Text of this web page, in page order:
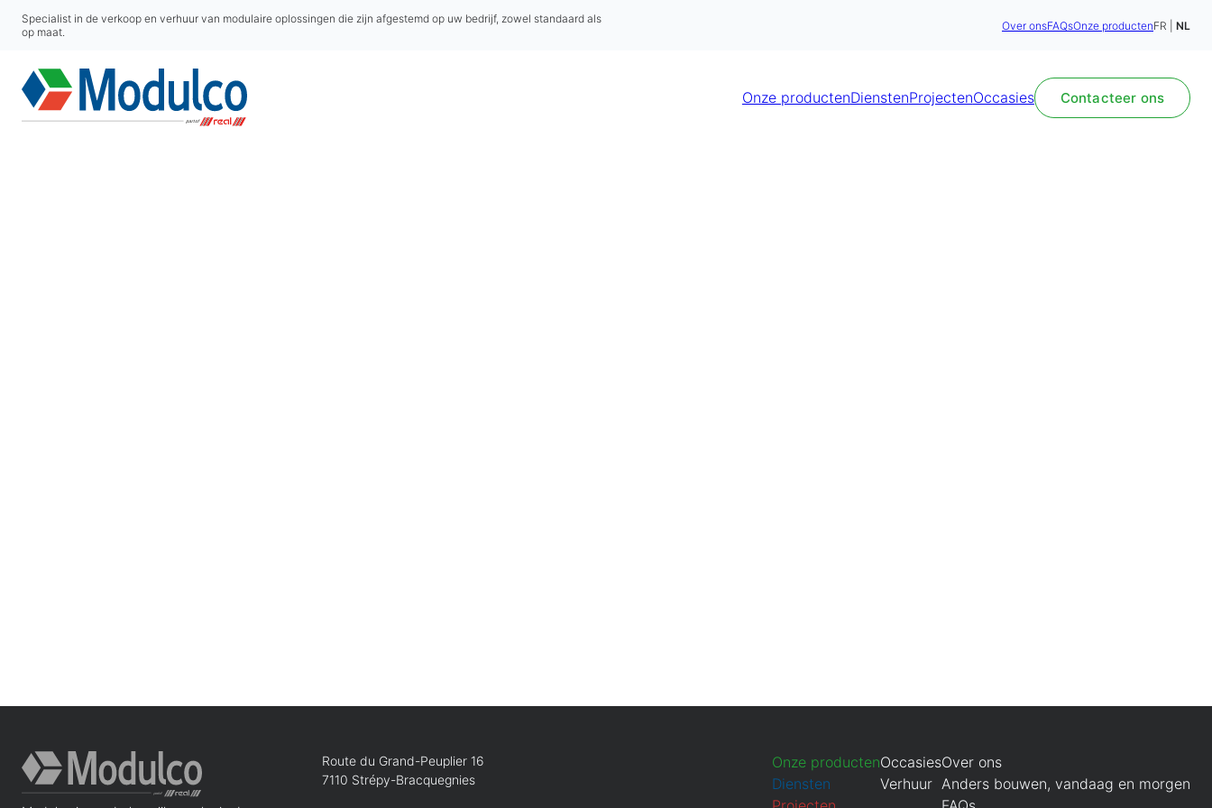
Specialist in de verkoop en verhuur van modulaire oplossingen die zijn afgestemd op uw bedrijf, zowel standaard als
op maat.
Over onsFAQsOnze productenFR NL
Onze productenDienstenProjectenOccasies Contacteer ons
Route du Grand-Peuplier 16
7110 Strépy-Bracquegnies
Onze producten
Diensten
Occasies
Verhuur
Over ons
Anders bouwen, vandaag en morgen